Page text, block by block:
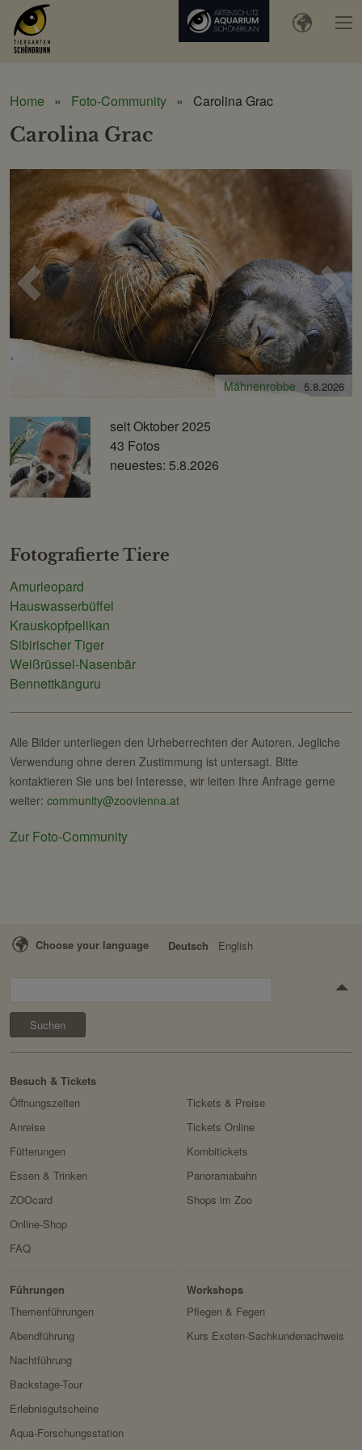
Home Foto-Community Carolina Grac
Carolina Grac
Voriges
Bild Bild
Mähnenrobbe 5.8.2026
Nordafrikanischer Rothalsstrauß 5.8.2026
seit Oktober 2025
43 Fotos
neuestes: 5.8.2026
Fotografierte Tiere
Amurleopard
Hauswasserbüffel
Krauskopfpelikan
Sibirischer Tiger
Weißrüssel-Nasenbär
Bennettkänguru
Alle Bilder unterliegen den Urheberrechten der Autoren. Jegliche
Verwendung ohne deren Zustimmung ist untersagt. Bitte
kontaktieren Sie uns bei Interesse, wir leiten Ihre Anfrage gerne
weiter: community@zoovienna.at
Zur Foto-Community
Choose your language Deutsch English
Besuch & Tickets
Öffnungszeiten
Anreise
Fütterungen
Essen & Trinken
ZOOcard
Tickets & Preise
Tickets Online
Kombitickets
Panoramabahn
Shops im Zoo
Online-Shop
FAQ
Zoo
Führungen
Themenführungen
Abendführung
Nachtführung
Backstage-Tour
Erlebnisgutscheine
Aqua-Forschungsstation
Workshops
Pflegen & Fegen
Kurs Exoten-Sachkundenachweis
&
Forschung